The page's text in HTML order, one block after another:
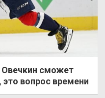
Овечкин сможет
это вопрос времени